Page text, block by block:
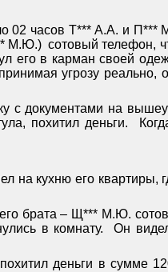
02 часов Т*** А.А. и
М.Ю.) сотовый телефон,
его в карман своей
угрозу реально,
с документами на
похитил деньги.
кухню его квартиры,
брата – Щ*** М.Ю.
в комнату.
Он
деньги в сумме